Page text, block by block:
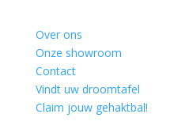
Over ons
Onze showroom
Contact
Vindt uw droomtafel
Claim jouw gehaktbal!